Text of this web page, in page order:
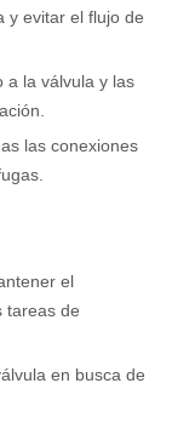
y evitar el flujo de
a la válvula y las
las conexiones
el
tareas de
en busca de